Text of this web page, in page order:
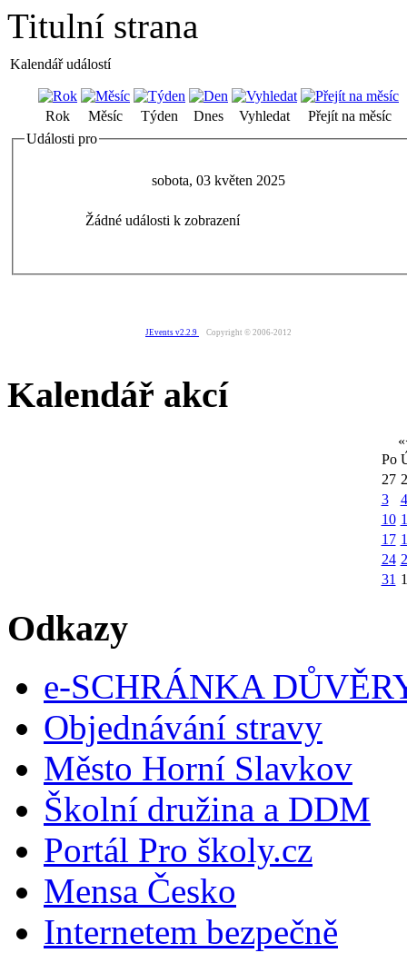
Titulní strana
Kalendář událostí
Rok Měsíc Týden Dnes Vyhledat
Přejít na měsíc
Události pro
sobota, 03 květen 2025
Žádné události k zobrazení
JEvents v2.2.9 Copyright © 2006-2012
Kalendář akcí
«
Po
27
3
4
10
17
24
31 1
Odkazy
e-SCHRÁNKA
Objednávání stravy
Město Horní Slavkov
Školní družina a DDM
Portál Pro školy.cz
Mensa Česko
Internetem bezpečně